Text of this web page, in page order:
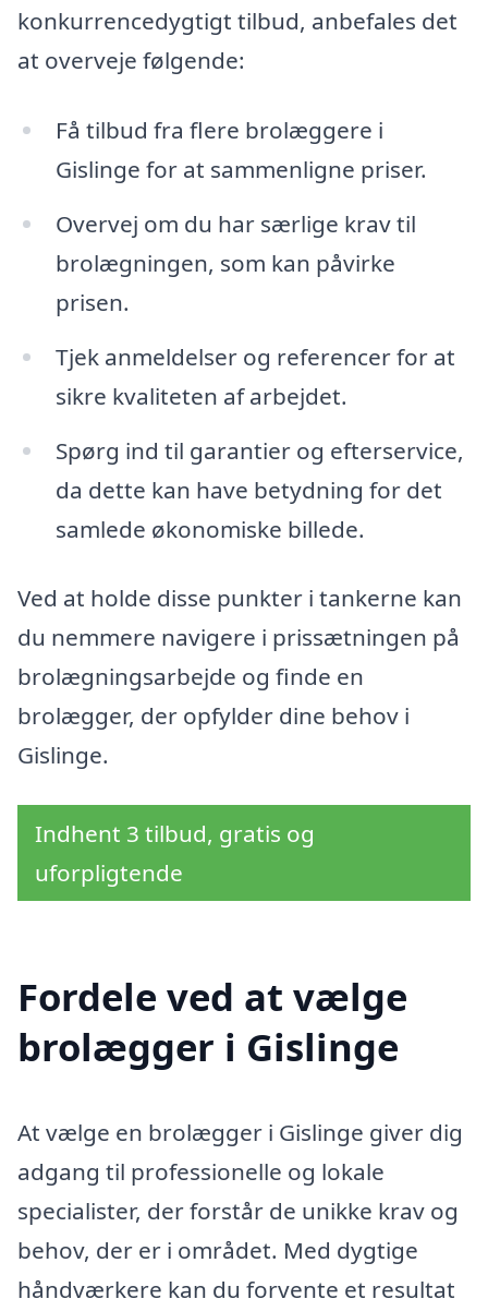
konkurrencedygtigt tilbud, anbefales det
at overveje følgende:
Få tilbud fra flere brolæggere i
Gislinge for at sammenligne priser.
Overvej om du har særlige krav til
brolægningen, som kan påvirke
prisen.
Tjek anmeldelser og referencer for at
sikre kvaliteten af arbejdet.
Spørg ind til garantier og efterservice,
da dette kan have betydning for det
samlede økonomiske billede.
Ved at holde disse punkter i tankerne kan
du nemmere navigere i prissætningen på
brolægningsarbejde og finde en
brolægger, der opfylder dine behov i
Gislinge.
Indhent 3 tilbud, gratis og
uforpligtende
Fordele ved at vælge
brolægger i Gislinge
At vælge en brolægger i Gislinge giver dig
adgang til professionelle og lokale
specialister, der forstår de unikke krav og
behov, der er i området. Med dygtige
håndværkere kan du forvente et resultat